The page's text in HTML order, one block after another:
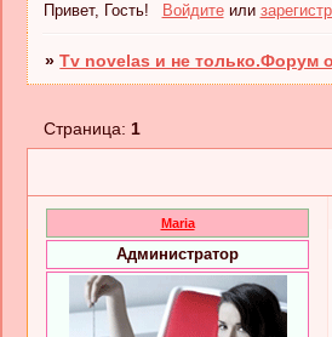
Привет, Гость! Войдитеили
»Tv novelas и не только.Форум
Страница:1
Maria
Администратор